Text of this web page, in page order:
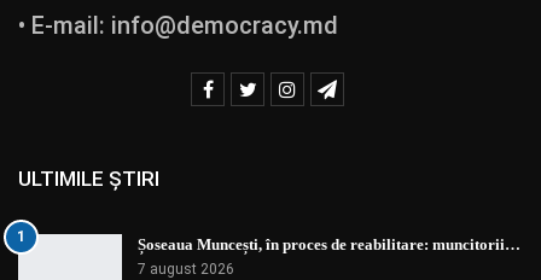
• E-mail: info@democracy.md
ULTIMILE ȘTIRI
1 Șoseaua Muncești, în proces de reabilitare: muncitorii…
7 august 2026